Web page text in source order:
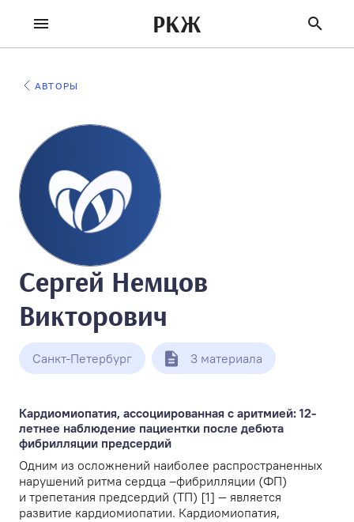
РКЖ
АВТОРЫ
Сергей Немцов
Викторович
Санкт-Петербург 3 материала
Кардиомиопатия, ассоциированная с аритмией: 12-
летнее наблюдение пациентки после дебюта
фибрилляции предсердий
Одним из осложнений наиболее распространенных
нарушений ритма сердца –фибрилляции (ФП)
и трепетания предсердий (ТП) [1] — является
развитие кардиомиопатии. Кардиомиопатия,